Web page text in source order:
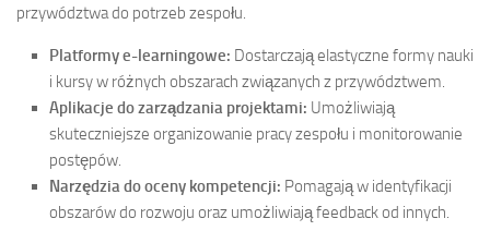
przywództwa do potrzeb zespołu.
Platformy e-learningowe: Dostarczają elastyczne formy nauki
i kursy w różnych obszarach związanych z przywództwem.
Aplikacje do zarządzania projektami: Umożliwiają
skuteczniejsze organizowanie pracy zespołu i monitorowanie
postępów.
Narzędzia do oceny kompetencji: Pomagają w identyfikacji
obszarów do rozwoju oraz umożliwiają feedback od innych.